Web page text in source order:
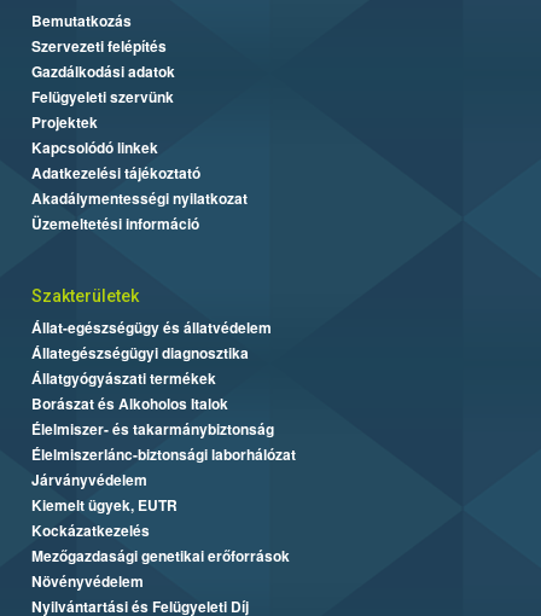
Bemutatkozás
Szervezeti felépítés
Gazdálkodási adatok
Felügyeleti szervünk
Projektek
Kapcsolódó linkek
Adatkezelési tájékoztató
Akadálymentességi nyilatkozat
Üzemeltetési információ
Szakterületek
Állat-egészségügy és állatvédelem
Állategészségügyi diagnosztika
Állatgyógyászati termékek
Borászat és Alkoholos Italok
Élelmiszer- és takarmánybiztonság
Élelmiszerlánc-biztonsági laborhálózat
Járványvédelem
Kiemelt ügyek, EUTR
Kockázatkezelés
Mezőgazdasági genetikai erőforrások
Növényvédelem
Nyilvántartási és Felügyeleti Díj